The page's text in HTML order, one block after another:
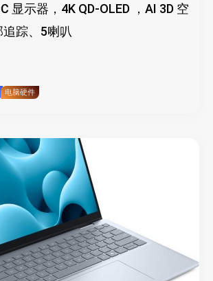
显示器，4K QD-OLED ，AI 3D 空
踪、5喇叭
电脑硬件